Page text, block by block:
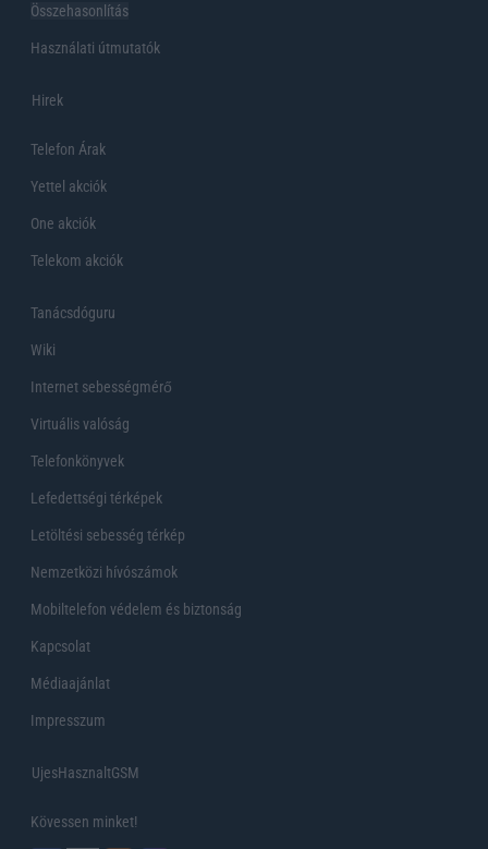
Összehasonlítás
Használati útmutatók
Hirek
Telefon Árak
Yettel akciók
One akciók
Telekom akciók
Tanácsdóguru
Wiki
Internet sebességmérő
Virtuális valóság
Telefonkönyvek
Lefedettségi térképek
Letöltési sebesség térkép
Nemzetközi hívószámok
Mobiltelefon védelem és biztonság
Kapcsolat
Médiaajánlat
Impresszum
UjesHasznaltGSM
Kövessen minket!